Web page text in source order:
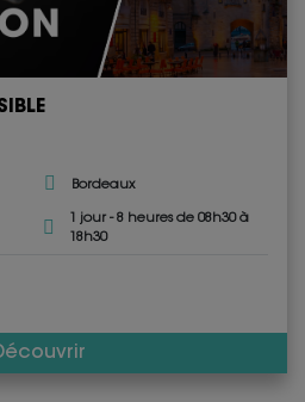
Bordeaux
1 jour - 8 heures de 08h30 à
18h30